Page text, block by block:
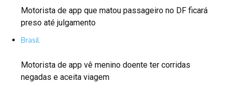
Motorista de app que matou passageiro no DF ficará
preso até julgamento
Brasil
Motorista de app vê menino doente ter corridas
negadas e aceita viagem